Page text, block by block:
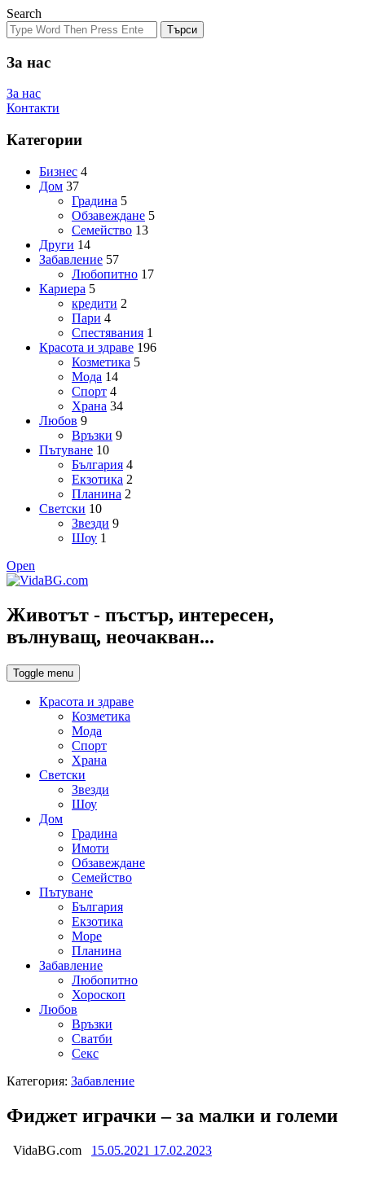
Search
Търси
За нас
За нас
Контакти
Категории
Бизнес 4
Дом 37
Градина 5
Обзавеждане 5
Семейство 13
Други 14
Забавление 57
Любопитно 17
Кариера 5
кредити 2
Пари 4
Спестявания 1
Красота и здраве 196
Козметика 5
Мода 14
Спорт 4
Храна 34
Любов 9
Връзки 9
Пътуване 10
България 4
Екзотика 2
Планина 2
Светски 10
Звезди 9
Шоу 1
Open
Животът - пъстър, интересен,
вълнуващ, неочакван...
Toggle menu
Красота и здраве
Козметика
Мода
Спорт
Храна
Светски
Звезди
Шоу
Дом
Градина
Имоти
Обзавеждане
Семейство
Пътуване
България
Екзотика
Море
Планина
Забавление
Любопитно
Хороскоп
Любов
Връзки
Сватби
Секс
Категория: Забавление
Фиджет играчки – за малки и големи
VidaBG.com 15.05.2021 17.02.2023